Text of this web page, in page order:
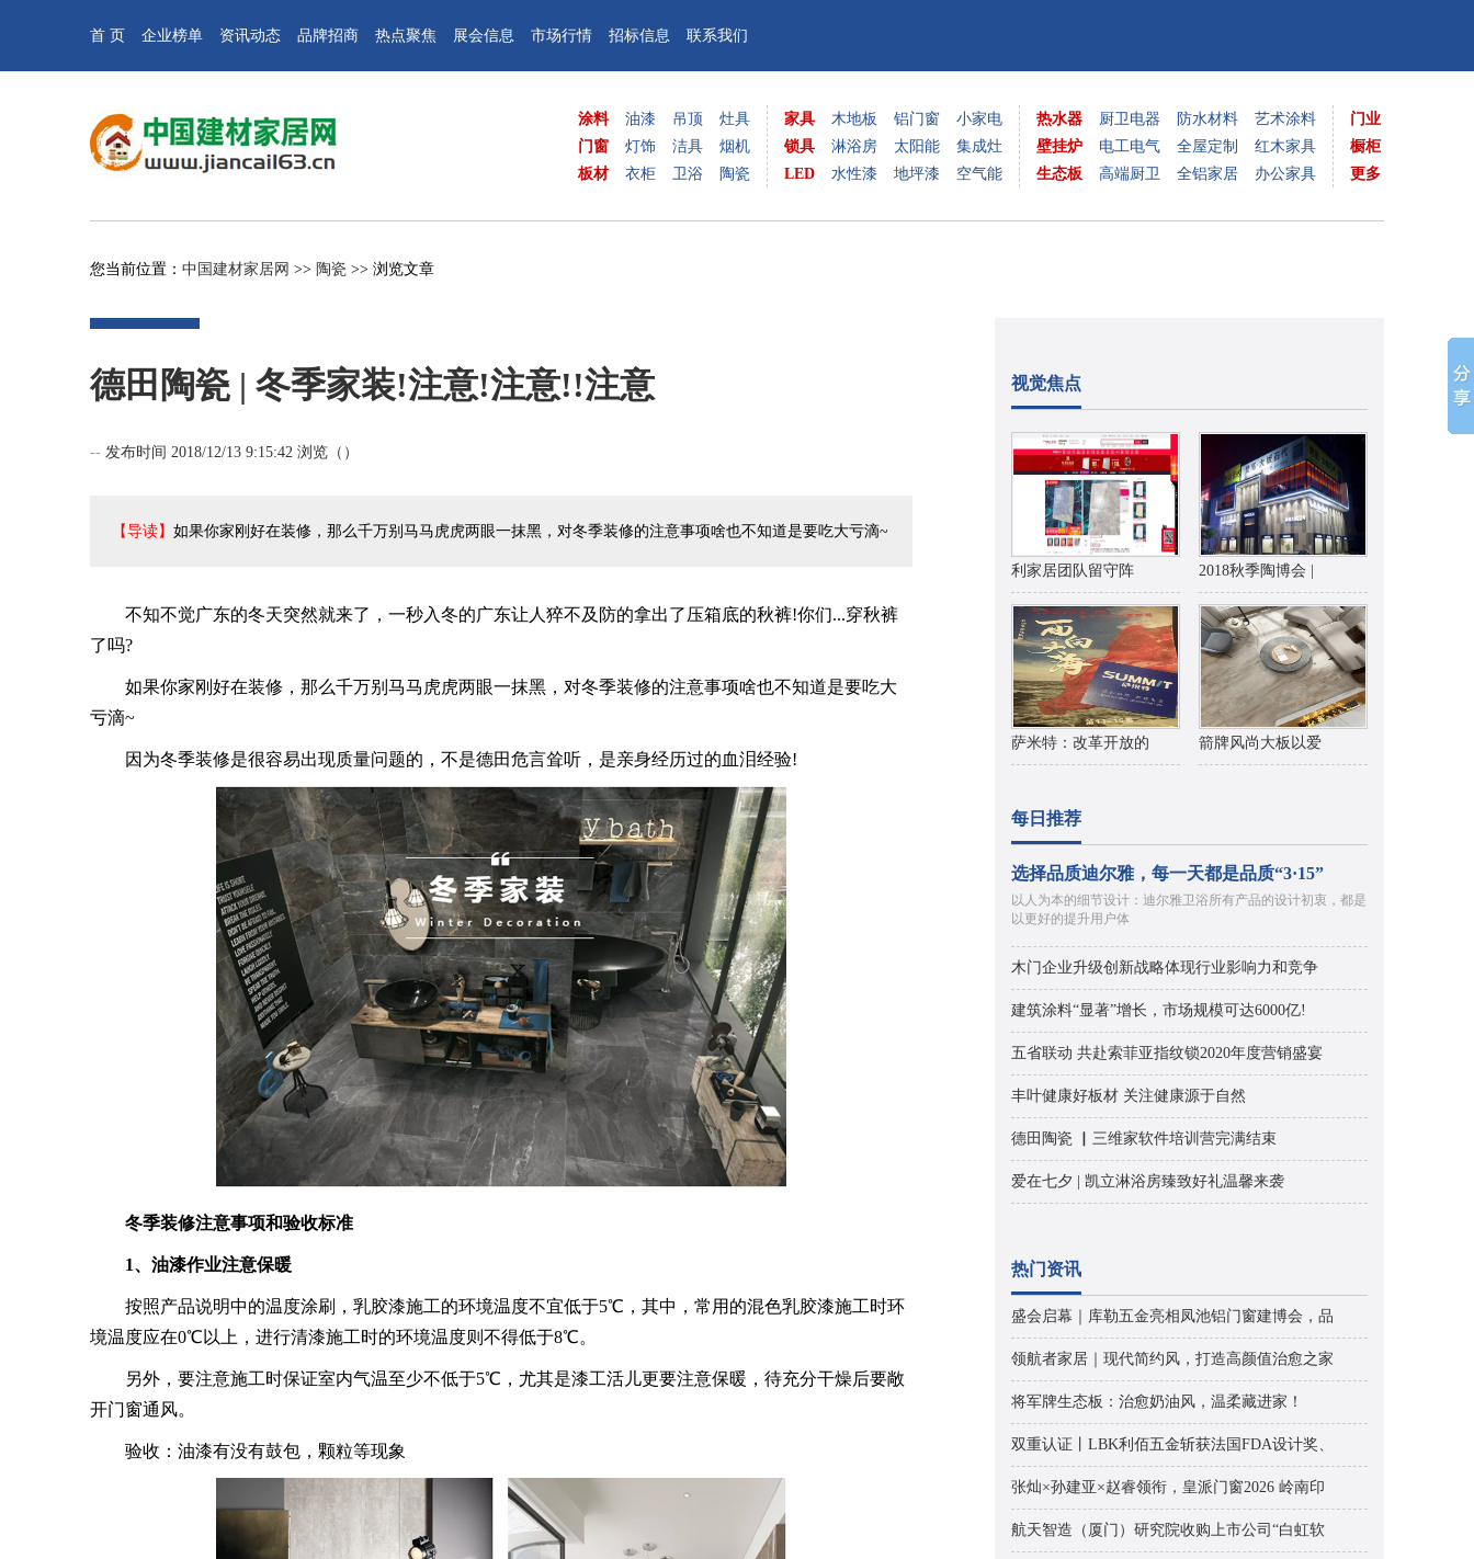
首 页 企业榜单 资讯动态 品牌招商 热点聚焦 展会信息 市场行情 招标信息 联系我们
涂料
门窗
板材
油漆
灯饰
衣柜
吊顶
洁具
卫浴
灶具
烟机
陶瓷
家具
锁具
LED
木地板
淋浴房
水性漆
铝门窗
太阳能
地坪漆
小家电
集成灶
空气能
热水器
壁挂炉
生态板
厨卫电器
电工电气
高端厨卫
防水材料
全屋定制
全铝家居
艺术涂料
红木家具
办公家具
门业
橱柜
更多
您当前位置： 中国建材家居网 >> 陶瓷 >> 浏览文章
德田陶瓷 | 冬季家装!注意!注意!!注意
-- 发布时间 2018/12/13 9:15:42 浏览（ ）
【导读】 如果你家刚好在装修，那么千万别马马虎虎两眼一抹黑，对冬季装修的注意事项啥也不知道是要吃大亏滴~
不知不觉广东的冬天突然就来了，一秒入冬的广东让人猝不及防的拿出了压箱底的秋裤!你们...穿秋裤
了吗?
如果你家刚好在装修，那么千万别马马虎虎两眼一抹黑，对冬季装修的注意事项啥也不知道是要吃大
亏滴~
因为冬季装修是很容易出现质量问题的，不是德田危言耸听，是亲身经历过的血泪经验!
冬季装修注意事项和验收标准
1、油漆作业注意保暖
按照产品说明中的温度涂刷，乳胶漆施工的环境温度不宜低于5℃，其中，常用的混色乳胶漆施工时环
境温度应在0℃以上，进行清漆施工时的环境温度则不得低于8℃。
另外，要注意施工时保证室内气温至少不低于5℃，尤其是漆工活儿更要注意保暖，待充分干燥后要敞
开门窗通风。
验收：油漆有没有鼓包，颗粒等现象
视觉焦点
利家居团队留守阵 2018秋季陶博会 |
萨米特：改革开放的 箭牌风尚大板以爱
每日推荐
选择品质迪尔雅，每一天都是品质“3·15”
以人为本的细节设计：迪尔雅卫浴所有产品的设计初衷，都是
以更好的提升用户体
木门企业升级创新战略体现行业影响力和竞争
建筑涂料“显著”增长，市场规模可达6000亿!
五省联动 共赴索菲亚指纹锁2020年度营销盛宴
丰叶健康好板材 关注健康源于自然
德田陶瓷 ▏三维家软件培训营完满结束
爱在七夕 | 凯立淋浴房臻致好礼温馨来袭
热门资讯
盛会启幕｜库勒五金亮相凤池铝门窗建博会，品
领航者家居｜现代简约风，打造高颜值治愈之家
将军牌生态板：治愈奶油风，温柔藏进家！
双重认证丨LBK利佰五金斩获法国FDA设计奖、
张灿×孙建亚×赵睿领衔，皇派门窗2026 岭南印
航天智造（厦门）研究院收购上市公司“白虹软